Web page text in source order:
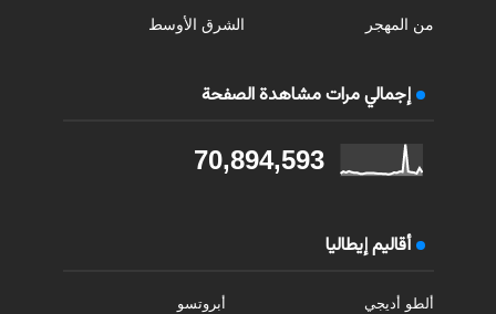
من المهجر الشرق الأوسط
إجمالي مرات مشاهدة الصفحة
70,894,593
أقاليم إيطاليا
ألطو أديجي
أبروتسو